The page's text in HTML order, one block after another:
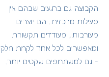
הקבוצה גם ברגעים שבהם אין
פעילות מרכזית. הם יוצרים
מעורבות, מעודדים תקשורת
ומאפשרים לכל אחד לקחת חלק
– גם למשתתפים שקטים יותר.